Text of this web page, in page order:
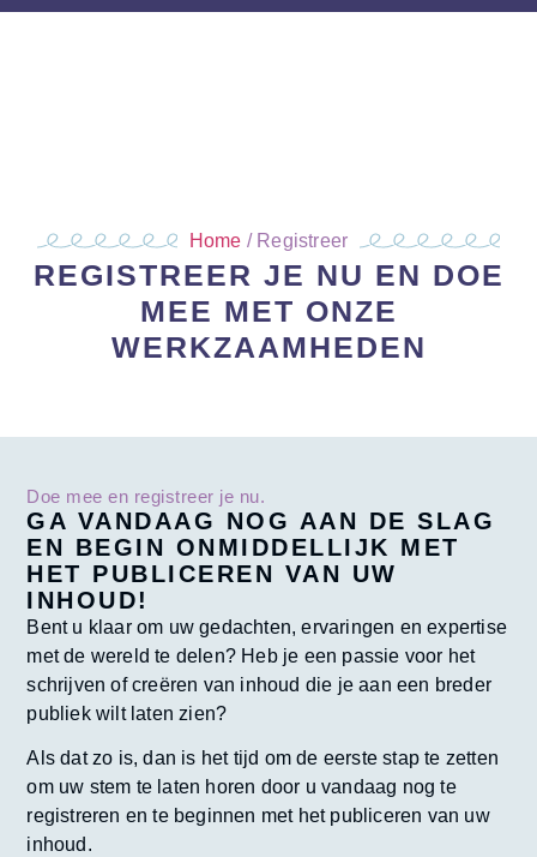
Home / Registreer
REGISTREER JE NU EN DOE
MEE MET ONZE
WERKZAAMHEDEN
Doe mee en registreer je nu.
GA VANDAAG NOG AAN DE SLAG
EN BEGIN ONMIDDELLIJK MET
HET PUBLICEREN VAN UW
INHOUD!
Bent u klaar om uw gedachten, ervaringen en expertise
met de wereld te delen? Heb je een passie voor het
schrijven of creëren van inhoud die je aan een breder
publiek wilt laten zien?
Als dat zo is, dan is het tijd om de eerste stap te zetten
om uw stem te laten horen door u vandaag nog te
registreren en te beginnen met het publiceren van uw
inhoud.